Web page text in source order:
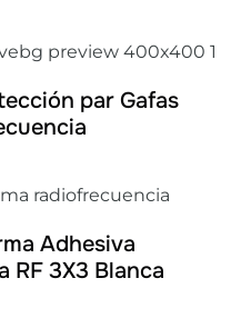
par Gafas
Adhesiva
RF 3X3 Blanca